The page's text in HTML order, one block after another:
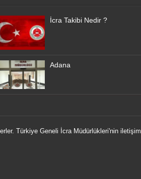
İcra Takibi Nedir ?
Adana
Türkiye Geneli İcra Müdürlükleri'nin iletişim